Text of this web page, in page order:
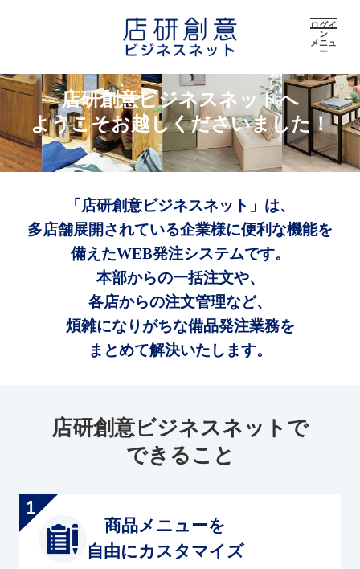
ログイ
ン
メニュ
ー
店研創意ビジネスネットへ
ようこそお越しくださいました！
「店研創意ビジネスネット」は、
多店舗展開されている企業様に便利な機能を
備えたWEB発注システムです。
本部からの一括注文や、
各店からの注文管理など、
煩雑になりがちな備品発注業務を
まとめて解決いたします。
店研創意ビジネスネットで
できること
商品メニューを
自由にカスタマイズ